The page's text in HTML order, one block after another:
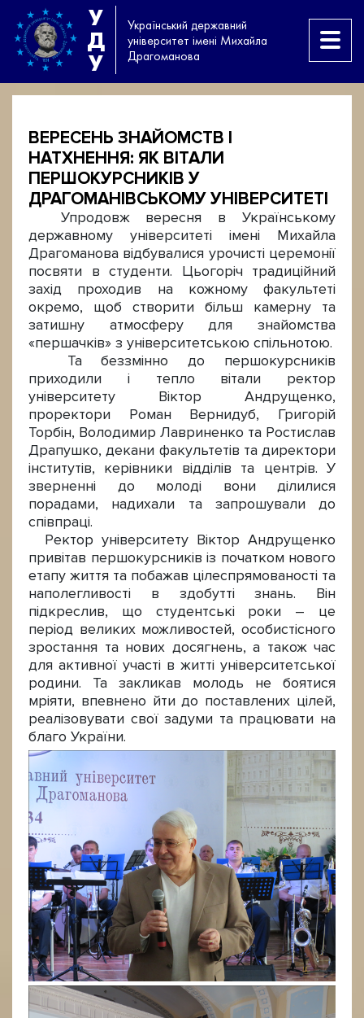
У
Д
У
Український державний
університет імені Михайла
Драгоманова
ВЕРЕСЕНЬ ЗНАЙОМСТВ І
НАТХНЕННЯ: ЯК ВІТАЛИ
ПЕРШОКУРСНИКІВ У
ДРАГОМАНІВСЬКОМУ УНІВЕРСИТЕТІ
Упродовж вересня в Українському
державному університеті імені Михайла
Драгоманова відбувалися урочисті церемонії
посвяти в студенти. Цьогоріч традиційний
захід проходив на кожному факультеті
окремо, щоб створити більш камерну та
затишну атмосферу для знайомства
«першачків» з університетською спільнотою.
Та беззмінно до першокурсників
приходили і тепло вітали ректор
університету Віктор Андрущенко,
проректори Роман Вернидуб, Григорій
Торбін, Володимир Лавриненко та Ростислав
Драпушко, декани факультетів та директори
інститутів, керівники відділів та центрів. У
зверненні до молоді вони ділилися
порадами, надихали та запрошували до
співпраці.
Ректор університету Віктор Андрущенко
привітав першокурсників із початком нового
етапу життя та побажав цілеспрямованості та
наполегливості в здобутті знань. Він
підкреслив, що студентські роки – це
період великих можливостей, особистісного
зростання та нових досягнень, а також час
для активної участі в житті університетської
родини. Та закликав молодь не боятися
мріяти, впевнено йти до поставлених цілей,
реалізовувати свої задуми та працювати на
благо України.